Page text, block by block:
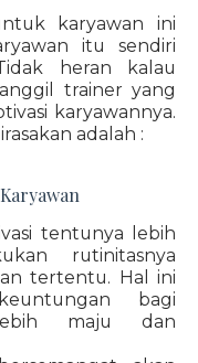
karyawan ini
itu sendiri
heran kalau
trainer yang
karyawannya.
adalah :
tentunya lebih
rutinitasnya
tertentu. Hal ini
bagi
maju dan